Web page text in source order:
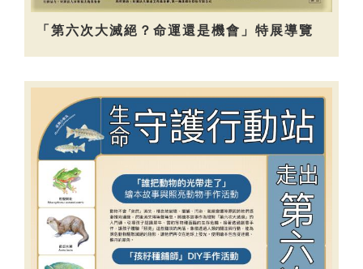
「第六次大滅絕？命運還是機會」特展導覽